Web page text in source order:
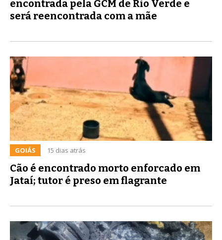
encontrada pela GCM de Rio Verde e
será reencontrada com a mãe
GOIÁS 15 dias atrás
Cão é encontrado morto enforcado em
Jataí; tutor é preso em flagrante